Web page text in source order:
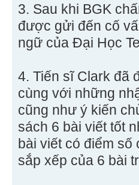
3. Sau khi BGK
được gửi đến cố
ngữ của Đại Học
4. Tiến sĩ Clark đã
cùng với những
cũng như ý kiến
sách 6 bài viết tốt
bài viết có điểm
sắp xếp của 6 bài